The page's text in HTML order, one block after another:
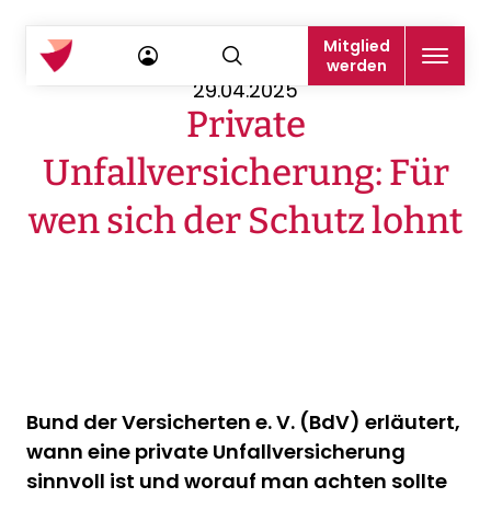
Mitglied
werden
29.04.2025
Private
Unfallversicherung: Für
wen sich der Schutz lohnt
Bund der Versicherten e. V. (BdV) erläutert,
wann eine private Unfallversicherung
sinnvoll ist und worauf man achten sollte